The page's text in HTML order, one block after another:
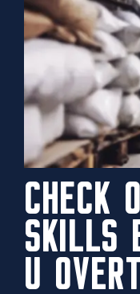
CHECK
SKILLS
U